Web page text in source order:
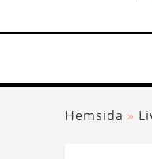
Hemsida »